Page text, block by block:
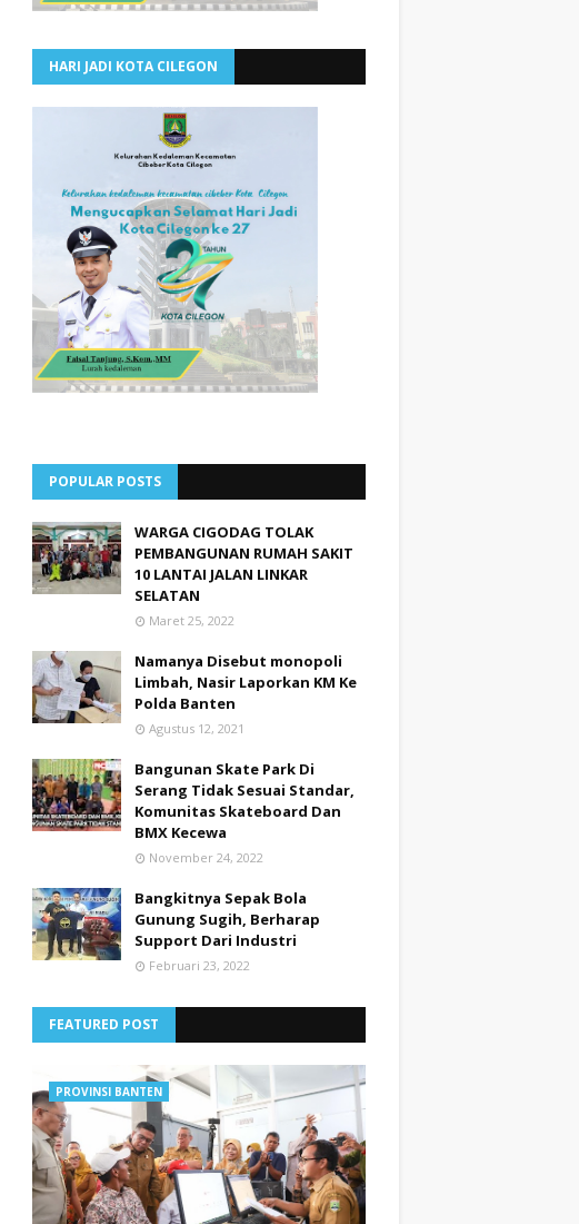
HARI JADI KOTA CILEGON
POPULAR POSTS
WARGA CIGODAG TOLAK
PEMBANGUNAN RUMAH SAKIT
10 LANTAI JALAN LINKAR
SELATAN
Maret 25, 2022
Namanya Disebut monopoli
Limbah, Nasir Laporkan KM Ke
Polda Banten
Agustus 12, 2021
Bangunan Skate Park Di
Serang Tidak Sesuai Standar,
Komunitas Skateboard Dan
BMX Kecewa
November 24, 2022
Bangkitnya Sepak Bola
Gunung Sugih, Berharap
Support Dari Industri
Februari 23, 2022
FEATURED POST
PROVINSI BANTEN